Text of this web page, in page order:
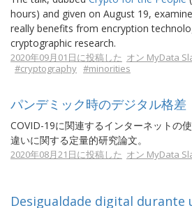
hours) and given on August 19,
really benefits from encryption
cryptographic research.
2020年09月01日に投稿した オン MyData
#cryptography #minorities
パンデミック時のデジタル格差
COVID-19に関連するインターネットの
違いに関する定量的研究論文。
2020年08月21日に投稿した オン MyData
Desigualdade digital durante